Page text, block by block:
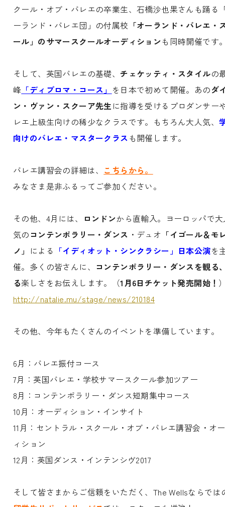
クール・オブ・バレエの卒業生、石橋沙也果さんも踊る
ーランド・バレエ団」の付属校 「オーランド・バレエ・
ール」のサマースクールオーディションも同時開催です
そして、英国バレエの基礎、 チェケッティ・スタイルの
峰 「ディプロマ・コース」 を日本で初めて開催。あのダ
ン・ヴァン・スクーア先生 に指導を受けるプロダンサー
レエ上級生向けの稀少なクラスです。もちろん大人気、
向けのバレエ・マスタークラスも開催します。
バレエ講習会の詳細は、 こちらから。
みなさま是非ふるってご参加ください。
その他、4月には、 ロンドンから直輸入。ヨーロッパで
気の コンテンポラリー・ダンス ・デュオ 「イゴール＆モ
ノ」 による 「イディオット・シンクラシー」日本公演を
催。多くの皆さんに、 コンテンポラリー・ダンスを観る
る楽しさをお伝えします。（1月6日チケット発売開始！
http://natalie.mu/stage/news/210184
その他、今年もたくさんのイベントを準備しています。
6月：バレエ振付コース
7月：英国バレエ・学校サマースクール参加ツアー
8月：コンテンポラリー・ダンス短期集中コース
10月：オーディション・インサイト
11月：セントラル・スクール・オブ・バレエ講習会・オ
ィション
12月：英国ダンス・インテンシヴ2017
そして皆さまからご信頼をいただく、The Wellsならでは